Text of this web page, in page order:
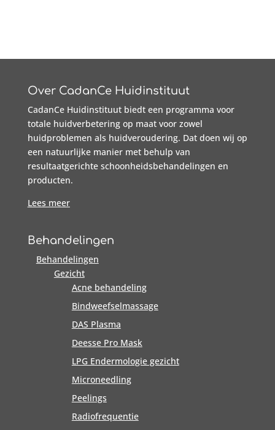
Over CadanCe Huidinstituut
CadanCe Huidinstituut biedt een programma voor
totale huidverbetering op maat voor zowel
huidproblemen als huidveroudering. Dat doen wij op
een natuurlijke manier met behulp van
resultaatgerichte schoonheidsbehandelingen en
producten.
Lees meer
Behandelingen
Behandelingen
Gezicht
Acne behandeling
Bindweefselmassage
DAS Plasma
Deesse Pro Mask
LPG Endermologie gezicht
Microneedling
Peelings
Radiofrequentie